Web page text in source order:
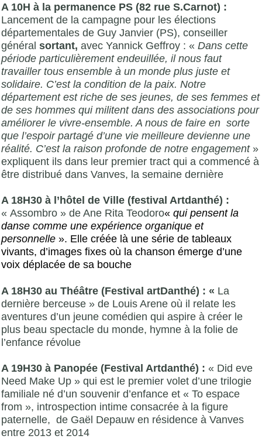
A 10H à la permanence PS (82 rue S.Carnot) :
Lancement de la campagne pour les élections
départementales de Guy Janvier (PS), conseiller
général sortant, avec Yannick Geffroy : « Dans cette
période particulièrement endeuillée, il nous faut
travailler tous ensemble à un monde plus juste et
solidaire. C’est la condition de la paix. Notre
département est riche de ses jeunes, de ses femmes et
de ses hommes qui militent dans des associations pour
améliorer le vivre-ensemble. A nous de faire en sorte
que l’espoir partagé d’une vie meilleure devienne une
réalité. C’est la raison profonde de notre engagement»
expliquent ils dans leur premier tract qui a commencé à
être distribué dans Vanves, la semaine dernière
A 18H30 à l’hôtel de Ville (festival Artdanthé) :
« Assombro » de Ane Rita Teodoro« qui pensent la
danse comme une expérience organique et
personnelle ». Elle créée là une série de tableaux
vivants, d’images fixes où la chanson émerge d’une
voix déplacée de sa bouche
A 18H30 au Théâtre (Festival artDanthé) : « La
dernière berceuse » de Louis Arene où il relate les
aventures d’un jeune comédien qui aspire à créer le
plus beau spectacle du monde, hymne à la folie de
l’enfance révolue
A 19H30 à Panopée (Festival Artdanthé) : « Did eve
Need Make Up » qui est le premier volet d’une trilogie
familiale né d’un souvenir d’enfance et « To espace
from », introspection intime consacrée à la figure
paternelle, de Gaël Depauw en résidence à Vanves
entre 2013 et 2014